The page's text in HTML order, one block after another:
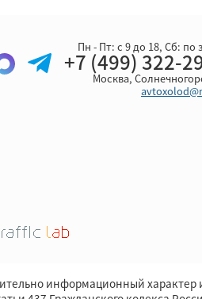
Пн - Пт: с 9 до 18, Cб: по
+7 (499) 322-
Москва,
информационный характер